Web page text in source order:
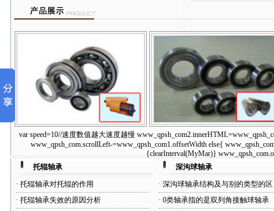
单密封托辊轴承 双密封托辊轴承
var speed=10//速度数值越大速度越慢
www_qpsh_com.scrollLeft-=www_qpsh_com1.offsetWidth else{
{clearInterval(MyMar)}
托辊轴承
深沟球轴承
· 托辊轴承对托辊的作用
· 托辊轴承失效的原因分析
· 深沟球轴承结构及与别的类型的区
· 0类轴承指的是双列角接触球轴承